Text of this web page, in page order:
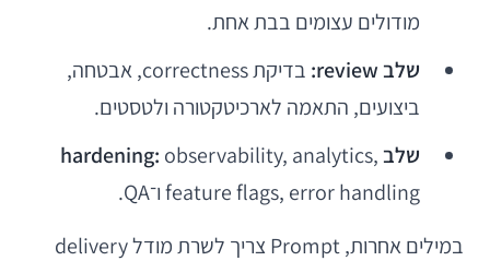
מודולים עצומים בבת אחת.
שלב review:
בדיקת correctness, אבטחה,
ביצועים, התאמה לארכיטקטורה ולטסטים.
שלב hardening: observability, analytics,
feature flags, error handling ו־QA.
במילים אחרות, Prompt צריך לשרת מודל delivery